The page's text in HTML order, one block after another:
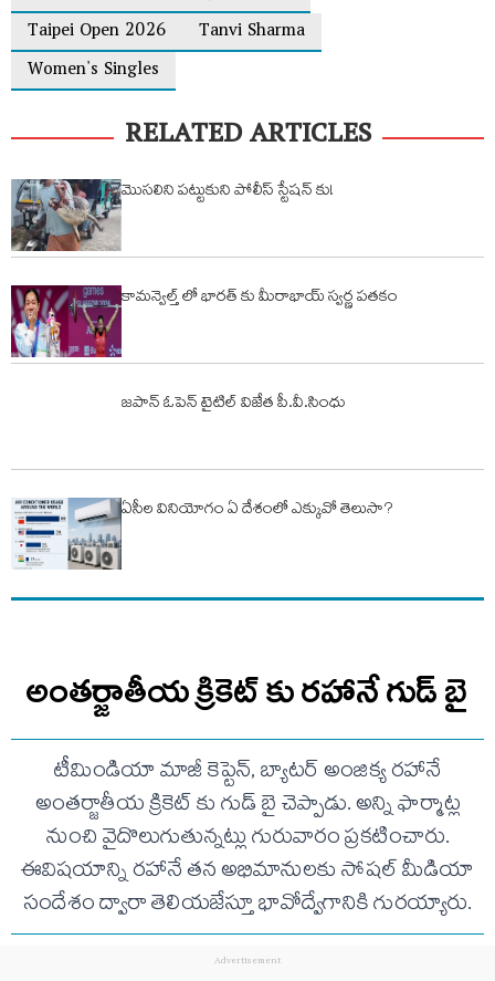
Taipei Open 2026
Tanvi Sharma
Women's Singles
RELATED ARTICLES
మొసలిని పట్టుకుని పోలీస్ స్టేషన్ కు!
కామన్వెల్త్ లో భారత్ కు మీరాభాయ్ స్వర్ణ పతకం
జపాన్ ఓపెన్ టైటిల్ విజేత పీ.వీ.సింధు
ఏసీల వినియోగం ఏ దేశంలో ఎక్కువో తెలుసా?
అంతర్జాతీయ క్రికెట్ కు రహానే గుడ్ బై
టీమిండియా మాజీ కెప్టెన్, బ్యాటర్ అంజిక్య రహానే
అంతర్జాతీయ క్రికెట్ కు గుడ్ బై చెప్పాడు. అన్ని ఫార్మాట్ల
నుంచి వైదొలుగుతున్నట్లు గురువారం ప్రకటించారు.
ఈవిషయాన్ని రహానే తన అభిమానులకు సోషల్ మీడియా
సందేశం ద్వారా తెలియజేస్తూ భావోద్వేగానికి గురయ్యారు.